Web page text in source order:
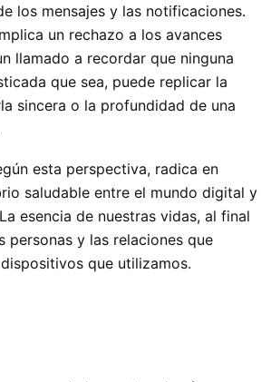
los mensajes y las notificaciones.
un rechazo a los avances
llamado a recordar que ninguna
que sea, puede replicar la
sincera o la profundidad de una
esta perspectiva, radica en
saludable entre el mundo digital y
esencia de nuestras vidas, al final
personas y las relaciones que
que utilizamos.